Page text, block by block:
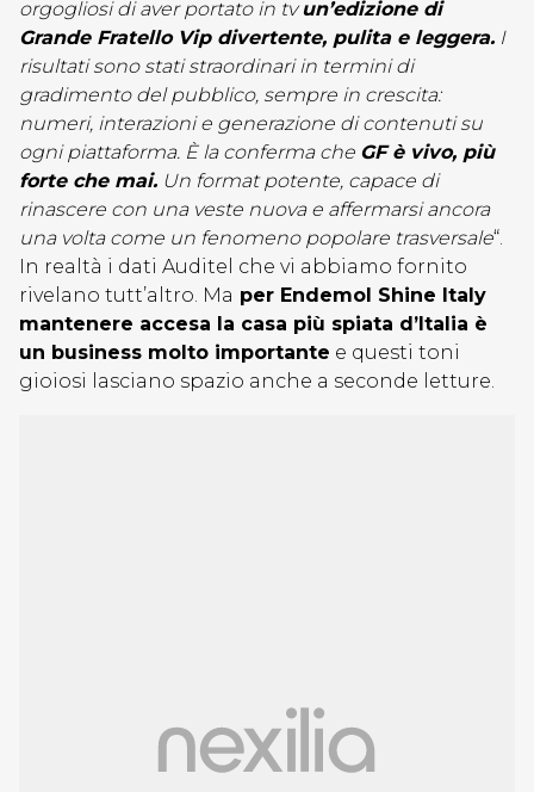
orgogliosi di aver portato in tvun’edizione di
Grande Fratello Vip divertente, pulita e leggera. I
risultati sono stati straordinari in termini di
gradimento del pubblico, sempre in crescita:
numeri, interazioni e generazione di contenuti su
ogni piattaforma. È la conferma che GF è vivo, più
forte che mai. Un format potente, capace di
rinascere con una veste nuova e affermarsi ancora
una volta come un fenomeno popolare trasversale“.
In realtà i dati Auditel che vi abbiamo fornito
rivelano tutt’altro. Ma per Endemol Shine Italy
mantenere accesa la casa più spiata d’Italia è
un business molto importante e questi toni
gioiosi lasciano spazio anche a seconde letture.